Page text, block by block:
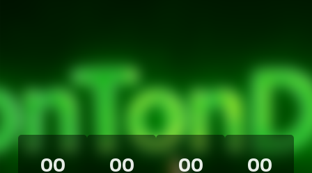
00 00 00 00